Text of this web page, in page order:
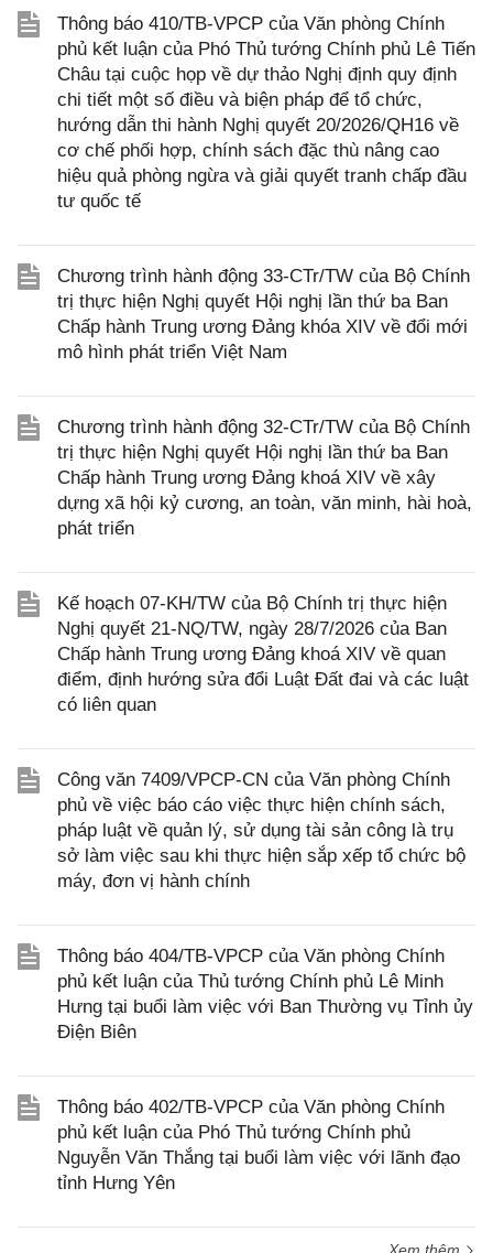
Thông báo 410/TB-VPCP của Văn phòng Chính
phủ kết luận của Phó Thủ tướng Chính phủ Lê Tiến
Châu tại cuộc họp về dự thảo Nghị định quy định
chi tiết một số điều và biện pháp để tổ chức,
hướng dẫn thi hành Nghị quyết 20/2026/QH16 về
cơ chế phối hợp, chính sách đặc thù nâng cao
hiệu quả phòng ngừa và giải quyết tranh chấp đầu
tư quốc tế
Chương trình hành động 33-CTr/TW của Bộ Chính
trị thực hiện Nghị quyết Hội nghị lần thứ ba Ban
Chấp hành Trung ương Đảng khóa XIV về đổi mới
mô hình phát triển Việt Nam
Chương trình hành động 32-CTr/TW của Bộ Chính
trị thực hiện Nghị quyết Hội nghị lần thứ ba Ban
Chấp hành Trung ương Đảng khoá XIV về xây
dựng xã hội kỷ cương, an toàn, văn minh, hài hoà,
phát triển
Kế hoạch 07-KH/TW của Bộ Chính trị thực hiện
Nghị quyết 21-NQ/TW, ngày 28/7/2026 của Ban
Chấp hành Trung ương Đảng khoá XIV về quan
điểm, định hướng sửa đổi Luật Đất đai và các luật
có liên quan
Công văn 7409/VPCP-CN của Văn phòng Chính
phủ về việc báo cáo việc thực hiện chính sách,
pháp luật về quản lý, sử dụng tài sản công là trụ
sở làm việc sau khi thực hiện sắp xếp tổ chức bộ
máy, đơn vị hành chính
Thông báo 404/TB-VPCP của Văn phòng Chính
phủ kết luận của Thủ tướng Chính phủ Lê Minh
Hưng tại buổi làm việc với Ban Thường vụ Tỉnh ủy
Điện Biên
Thông báo 402/TB-VPCP của Văn phòng Chính
phủ kết luận của Phó Thủ tướng Chính phủ
Nguyễn Văn Thắng tại buổi làm việc với lãnh đạo
tỉnh Hưng Yên